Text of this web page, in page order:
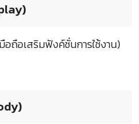
ถือเสริมฟังค์ชั่นการใช้งาน)